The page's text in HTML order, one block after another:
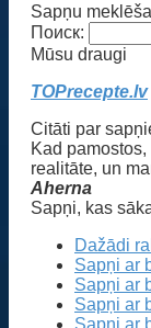
Sapņu
Поиск:
Mūsu draugi
TOPrecepte.lv
Citāti par
Kad
realitāte, un
Aherna
Sapņi, kas
Dažādi
Sapņi ar
Sapņi ar
Sapņi ar
Sapņi ar